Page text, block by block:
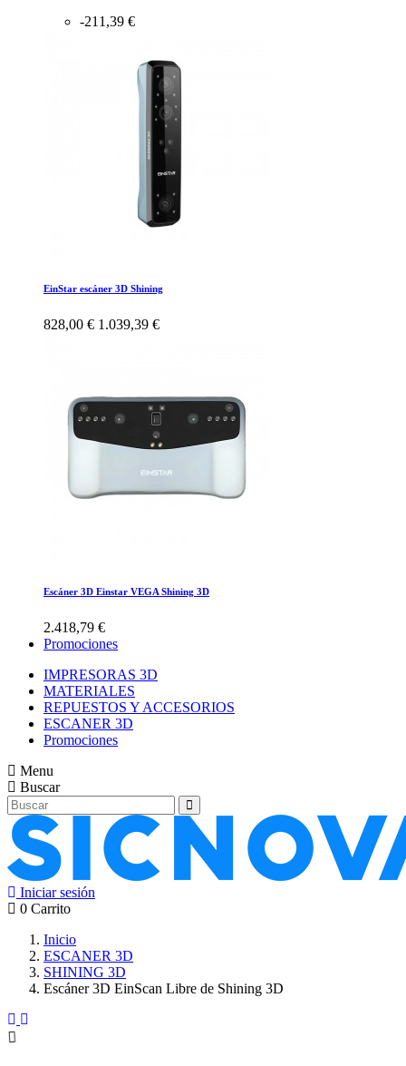
-211,39 €
EinStar escáner 3D Shining
828,00 € 1.039,39 €
Escáner 3D Einstar VEGA Shining 3D
2.418,79 €
Promociones
IMPRESORAS 3D
MATERIALES
REPUESTOS Y ACCESORIOS
ESCANER 3D
Promociones
Menu
Buscar
Iniciar sesión
0 Carrito
Inicio
ESCANER 3D
SHINING 3D
Escáner 3D EinScan Libre de Shining 3D